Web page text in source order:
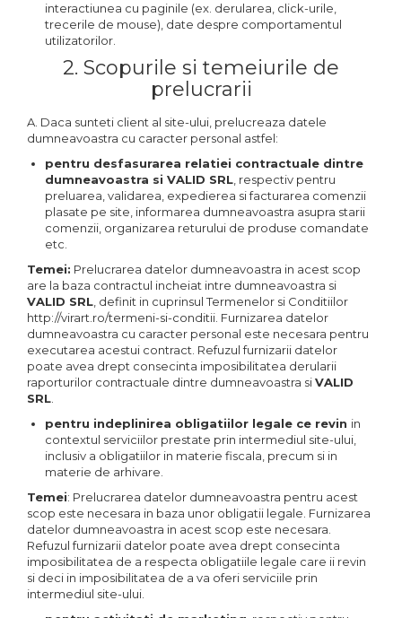
interactiunea cu paginile (ex. derularea, click-urile,
trecerile de mouse), date despre comportamentul
utilizatorilor.
2. Scopurile si temeiurile de
prelucrarii
A. Daca sunteti client al site-ului, prelucreaza datele
dumneavoastra cu caracter personal astfel:
pentru desfasurarea relatiei contractuale dintre
dumneavoastra si VALID SRL , respectiv pentru
preluarea, validarea, expedierea si facturarea comenzii
plasate pe site, informarea dumneavoastra asupra starii
comenzii, organizarea returului de produse comandate
etc.
Temei: Prelucrarea datelor dumneavoastra in acest scop
are la baza contractul incheiat intre dumneavoastra si
VALID SRL , definit in cuprinsul Termenelor si Conditiilor
http://virart.ro/termeni-si-conditii. Furnizarea datelor
dumneavoastra cu caracter personal este necesara pentru
executarea acestui contract. Refuzul furnizarii datelor
poate avea drept consecinta imposibilitatea derularii
raporturilor contractuale dintre dumneavoastra siVALID
SRL
pentru indeplinirea obligatiilor legale ce revin in
contextul serviciilor prestate prin intermediul site-ului,
inclusiv a obligatiilor in materie fiscala, precum si in
materie de arhivare.
Temei: Prelucrarea datelor dumneavoastra pentru acest
scop este necesara in baza unor obligatii legale. Furnizarea
datelor dumneavoastra in acest scop este necesara.
Refuzul furnizarii datelor poate avea drept consecinta
imposibilitatea de a respecta obligatiile legale care ii revin
si deci in imposibilitatea de a va oferi serviciile prin
intermediul site-ului.